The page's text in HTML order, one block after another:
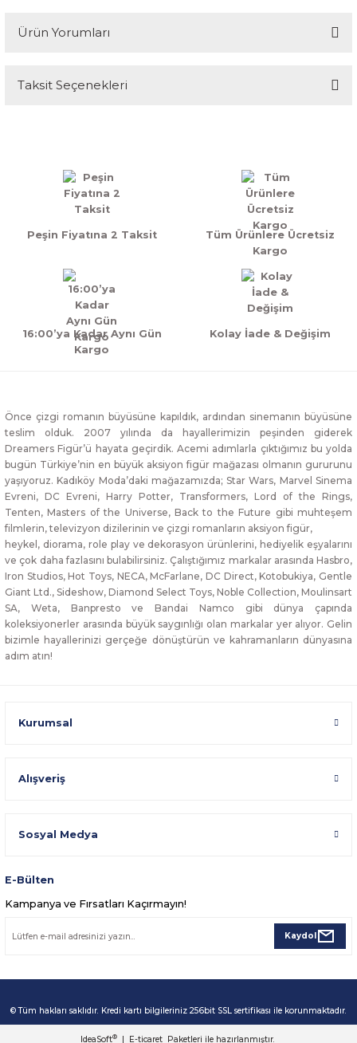
Ürün Yorumları
Bu ürüne ilk yorumu siz yapın!
Taksit Seçenekleri
Peşin Fiyatına 2 Taksit
Tüm Ürünlere Ücretsiz
Kargo
16:00’ya Kadar Aynı Gün
Kargo
Kolay İade & Değişim
Önce çizgi romanın büyüsüne kapıldık, ardından sinemanın büyüsüne
teslim olduk. 2007 yılında da hayallerimizin peşinden giderek
Dreamers Figür’ü hayata geçirdik. Acemi adımlarla çıktığımız bu yolda
bugün Türkiye’nin en büyük aksiyon figür mağazası olmanın gururunu
yaşıyoruz. Kadıköy Moda’daki mağazamızda; Star Wars, Marvel Sinema
Evreni, DC Evreni, Harry Potter, Transformers, Lord of the Rings,
Tenten, Masters of the Universe, Back to the Future gibi muhteşem
filmlerin, televizyon dizilerinin ve çizgi romanların aksiyon figür,
heykel, diorama, role play ve dekorasyon ürünlerini, hediyelik eşyalarını
ve çok daha fazlasını bulabilirsiniz. Çalıştığımız markalar arasında Hasbro,
Iron Studios, Hot Toys, NECA, McFarlane, DC Direct, Kotobukiya, Gentle
Giant Ltd., Sideshow, Diamond Select Toys, Noble Collection, Moulinsart
SA, Weta, Banpresto ve Bandai Namco gibi dünya çapında
koleksiyonerler arasında büyük saygınlığı olan markalar yer alıyor. Gelin
bizimle hayallerinizi gerçeğe dönüştürün ve kahramanların dünyasına
adım atın!
Kurumsal
Alışveriş
Sosyal Medya
E-Bülten
Kampanya ve Fırsatları Kaçırmayın!
Kaydol
© Tüm hakları saklıdır. Kredi kartı bilgileriniz 256bit SSL sertifikası ile korunmaktadır.
IdeaSoft® | E-ticaret Paketleri ile hazırlanmıştır.